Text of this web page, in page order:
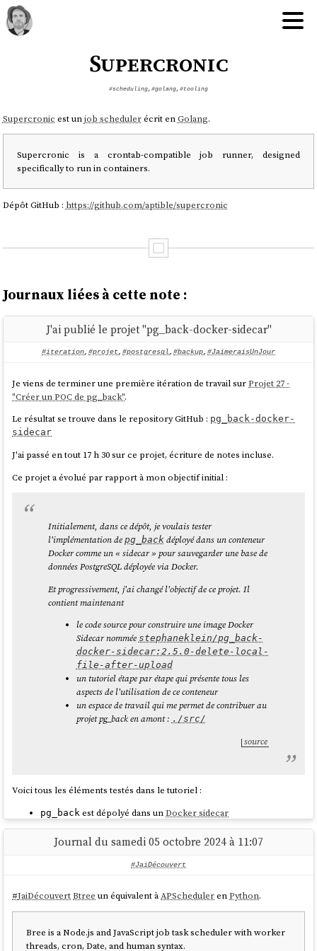
Supercronic
#scheduling, #golang, #tooling
Supercronic est unjob schedulerécrit enGolang.
Supercronic is a crontab-compatible job runner, designed
specifically to run in containers.
Dépôt GitHub : https://github.com/aptible/supercronic
Journaux liées à cette note :
J'ai publié le projet "pg_back-docker-sidecar"
#iteration, #projet, #postgresql, #backup, #JaimeraisUnJour
Je viens de terminer une première itération de travail surProjet 27 -
"Créer un POC de pg_back".
Le résultat se trouve dans le repository GitHub : pg_back-docker-
sidecar
J'ai passé en tout 17 h 30 sur ce projet, écriture de notes incluse.
Ce projet a évolué par rapport à mon objectif initial :
Initialement, dans ce dépôt, je voulais tester
l'implémentation de pg_backdéployé dans un conteneur
Docker comme un « sidecar » pour sauvegarder une base de
données PostgreSQL déployée via Docker.
Et progressivement, j'ai changé l'objectif de ce projet. Il
contient maintenant
le code source pour construire une image Docker
Sidecar nommée stephaneklein/pg_back-
docker-sidecar:2.5.0-delete-local-
file-after-upload
un tutoriel étape par étape qui présente tous les
aspects de l'utilisation de ce conteneur
un espace de travail qui me permet de contribuer au
projet pg_back en amont : ./src/
source
Voici tous les éléments testés dans le tutoriel :
pg_back est dépolyé dans unDocker sidecar
L'instancePostgreSQLest sauvegardée dans une instanceMinio
Les archives sont chiffrées avecage
J'ai documenté une méthode pour télécharger une archive
J'ai documenté une méthode pour restaurer l'archive dans un
archives
J'ai testé la fonctionnalité de "purge" automatique
Journal du samedi 05 octobre 2024 à 11:07
#JaiDécouvert
#JaiDécouvert Btree un équivalent àAPSchedulerenPython.
Bree is a Node.js and JavaScript job task scheduler with worker
threads, cron, Date, and human syntax.